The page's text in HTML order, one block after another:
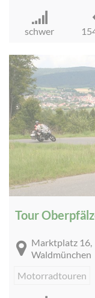
schwer
Tour
Marktplatz 16,
Waldmünchen
Motorradtouren